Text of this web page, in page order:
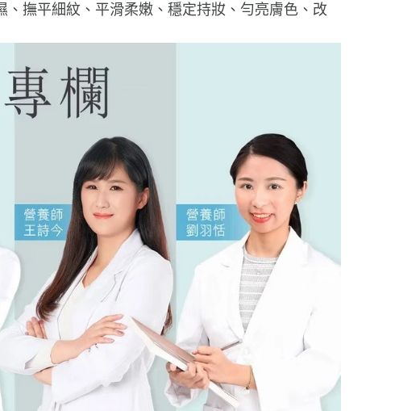
、撫平細紋、平滑柔嫩、穩定持妝、勻亮膚色、改